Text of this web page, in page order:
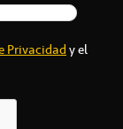
Privacidady el